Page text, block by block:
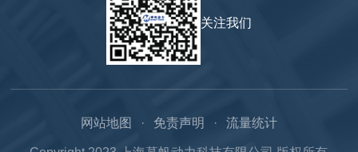
关注我们
网站地图 免责声明 流量统计